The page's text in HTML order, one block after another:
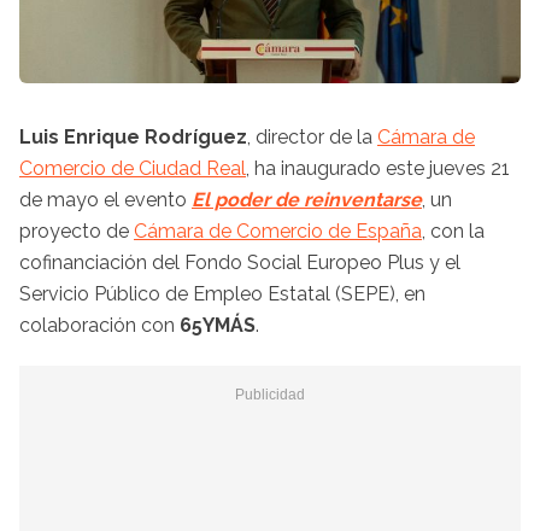
Luis Enrique Rodríguez, director de la Cámara de
Comercio de Ciudad Real, ha inaugurado este jueves 21
de mayo el evento El poder de reinventarse, un
proyecto de Cámara de Comercio de España, con la
cofinanciación del Fondo Social Europeo Plus y el
Servicio Público de Empleo Estatal (SEPE), en
colaboración con 65YMÁS.